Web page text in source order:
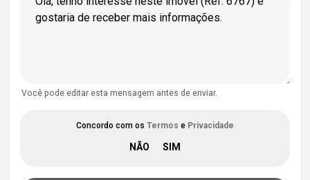
Você pode editar esta mensagem antes de enviar.
Concordo com os Termos e Privacidade